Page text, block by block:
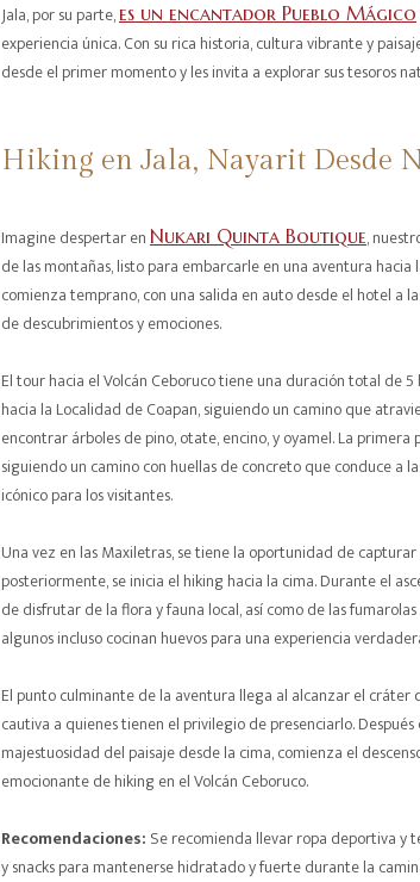
Jala, por su parte,es un encantador Pueblo Mágico
experiencia única. Con su rica historia, cultura vibrante y
desde el primer momento y les invita a explorar sus tesoros
Hiking en Jala, Nayarit Desde
Imagine despertar en Nukari Quinta Boutique,
de las montañas, listo para embarcarle en una aventura hacia
comienza temprano, con una salida en auto desde el hotel a
de descubrimientos y emociones.
El tour hacia el Volcán Ceboruco tiene una duración total de
hacia la Localidad de Coapan, siguiendo un camino que
encontrar árboles de pino, otate, encino, y oyamel. La
siguiendo un camino con huellas de concreto que conduce a
icónico para los visitantes.
Una vez en las Maxiletras, se tiene la oportunidad de
posteriormente, se inicia el hiking hacia la cima. Durante el
de disfrutar de la flora y fauna local, así como de las
algunos incluso cocinan huevos para una experiencia
El punto culminante de la aventura llega al alcanzar el cráter
cautiva a quienes tienen el privilegio de presenciarlo.
majestuosidad del paisaje desde la cima, comienza el
emocionante de hiking en el Volcán Ceboruco.
Recomendaciones: Se recomienda llevar ropa deportiva y
y snacks para mantenerse hidratado y fuerte durante la